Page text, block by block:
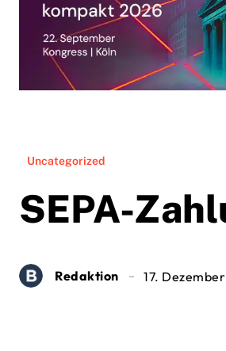
Uncategorized
SEPA-
Redaktion 17.